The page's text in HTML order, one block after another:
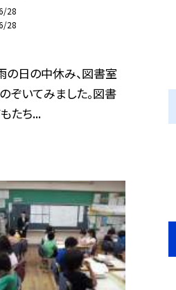
28
28
の日の中休み、図書室
ぞいてみました。図書
たち...